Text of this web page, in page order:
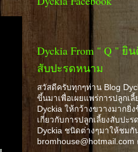
Dyckia From " Q " ยิ
สับปะรดหนาม
สวัสดีครับทุกๆท่าน Blog
ขึ้นมาเพื่อเผยแพร่การปลูกเ
Dyckia ให้กว้างขวางมากยิ่
เกี่ยวกับการปลูกเลี้ยงสับปะ
Dyckia ชนิดต่างๆมาให้ชม
bromhouse@hotmail.com